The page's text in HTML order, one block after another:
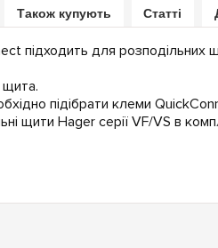
Також купують Статті
підходить для розподільних
щита.
підібрати клеми
щити Hager серії VF/VS в